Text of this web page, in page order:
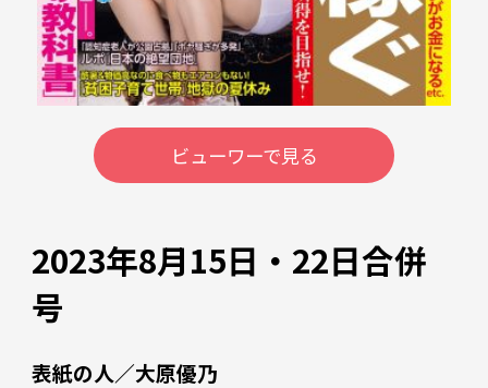
ビューワーで見る
2023年8月15日・22日合併
号
表紙の人／大原優乃